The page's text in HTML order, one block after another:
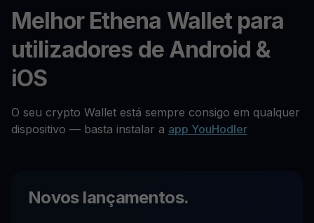
Melhor Ethena Wallet para
utilizadores de Android &
iOS
O seu crypto Wallet está sempre consigo em qualquer
dispositivo — basta instalar a app YouHodler
Novos lançamentos.